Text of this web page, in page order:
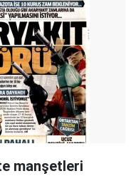
manşetleri